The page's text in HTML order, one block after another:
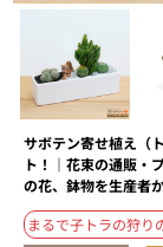
サボテン寄せ植え（
ト！｜花束の通販・
の花、鉢物を生産者
まるで子トラの狩り